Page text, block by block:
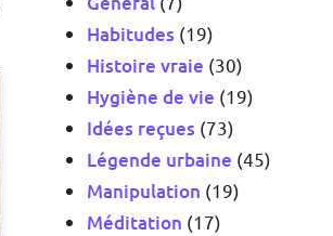
Habitudes (19)
Histoire vraie (30)
Hygiène de vie (19)
Idées reçues (73)
Légende urbaine (45)
Manipulation (19)
Méditation (17)